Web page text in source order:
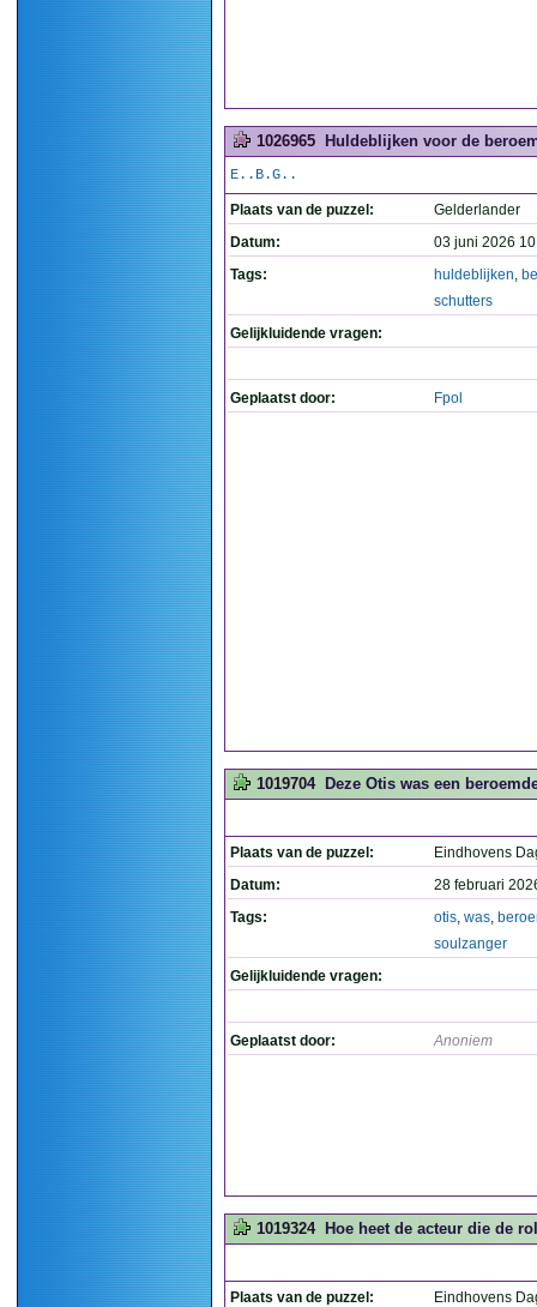
1026965 Huldeblijken voor de
E..B.G..
Plaats van de puzzel:
Gelderlander
Datum:
03 juni 2026
Tags:
huldeblijken,
schutters
Gelijkluidende vragen:
Geplaatst door: Fpol
1019704 Deze Otis was een
Plaats van de puzzel:
Eindhovens
Datum:
28 februari
Tags:
otis, was,
soulzanger
Gelijkluidende vragen:
Geplaatst door: Anoniem
1019324 Hoe heet de acteur die de
Plaats van de puzzel:
Eindhovens